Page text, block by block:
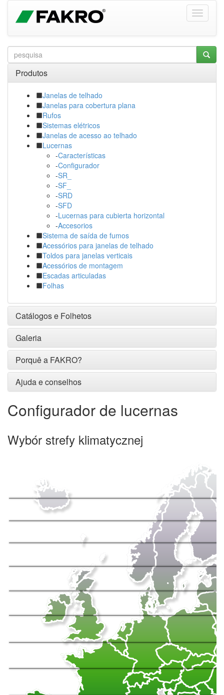
Produtos
Janelas de telhado
Janelas para cobertura plana
Rufos
Sistemas elétricos
Janelas de acesso ao telhado
Lucernas
-Características
-Configurador
-SR_
-SF_
-SRD
-SFD
-Lucernas para cubierta horizontal
-Accesorios
Sistema de saída de fumos
Acessórios para janelas de telhado
Toldos para janelas verticais
Acessórios de montagem
Escadas articuladas
Folhas
Catálogos e Folhetos
Galeria
Porquê a FAKRO?
Ajuda e conselhos
Configurador de lucernas
Wybór strefy klimatycznej